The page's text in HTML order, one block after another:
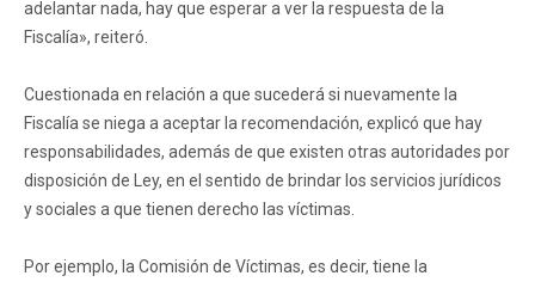
adelantar nada, hay que esperar a ver la respuesta de la
Fiscalía», reiteró.
Cuestionada en relación a que sucederá si nuevamente la
Fiscalía se niega a aceptar la recomendación, explicó que hay
responsabilidades, además de que existen otras autoridades por
disposición de Ley, en el sentido de brindar los servicios jurídicos
y sociales a que tienen derecho las víctimas.
Por ejemplo, la Comisión de Víctimas, es decir, tiene la